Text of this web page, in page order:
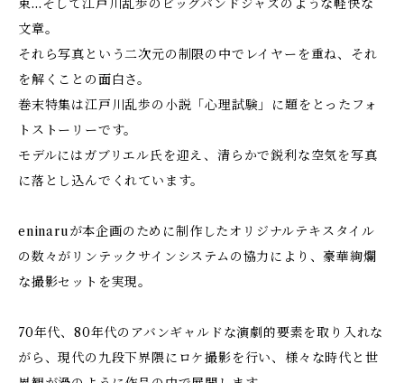
束…そして江戸川乱歩のビッグバンドジャズのような軽快な
文章。
それら写真という二次元の制限の中でレイヤーを重ね、それ
を解くことの面白さ。
巻末特集は江戸川乱歩の小説「心理試験」に題をとったフォ
トストーリーです。
モデルにはガブリエル氏を迎え、清らかで鋭利な空気を写真
に落とし込んでくれています。
eninaruが本企画のために制作したオリジナルテキスタイル
の数々がリンテックサインシステムの協力により、豪華絢爛
な撮影セットを実現。
70年代、80年代のアバンギャルドな演劇的要素を取り入れな
がら、現代の九段下界隈にロケ撮影を行い、様々な時代と世